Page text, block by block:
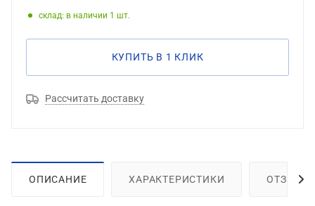
Склад: в наличии 1
КУПИТЬ В 1 КЛИК
Рассчитать доставку
ОПИСАНИЕ ХАРАКТЕРИСТИКИ ОТЗЫВЫ